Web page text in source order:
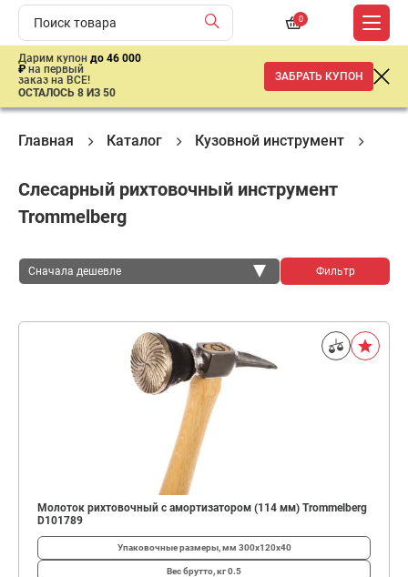
0
Дарим купон до 46 000
₽ на первый
заказ на ВСЕ!
ОСТАЛОСЬ 8 ИЗ 50
ЗАБРАТЬ КУПОН
Главная Каталог Кузовной инструмент
Слесарный рихтовочный инструмент
Trommelberg
Сначала дешевле Фильтр
Молоток рихтовочный с амортизатором (114 мм) Trommelberg
D101789
Упаковочные размеры, мм 300х120х40
Вес брутто, кг0.5